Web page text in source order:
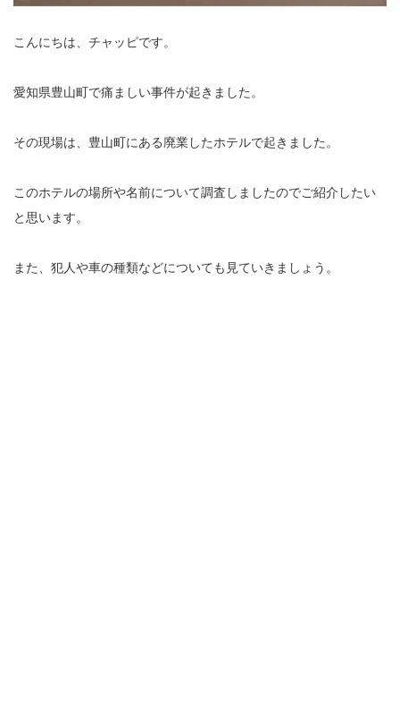
こんにちは、チャッピです。
愛知県豊山町で痛ましい事件が起きました。
その現場は、豊山町にある廃業したホテルで起きました。
このホテルの場所や名前について調査しましたのでご紹介したい
と思います。
また、犯人や車の種類などについても見ていきましょう。